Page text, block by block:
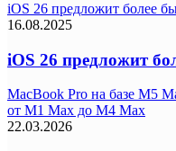
iOS 26 предложит более
16.08.2025
iOS 26 предложит
MacBook Pro на базе M5
от M1 Max до M4 Max
22.03.2026